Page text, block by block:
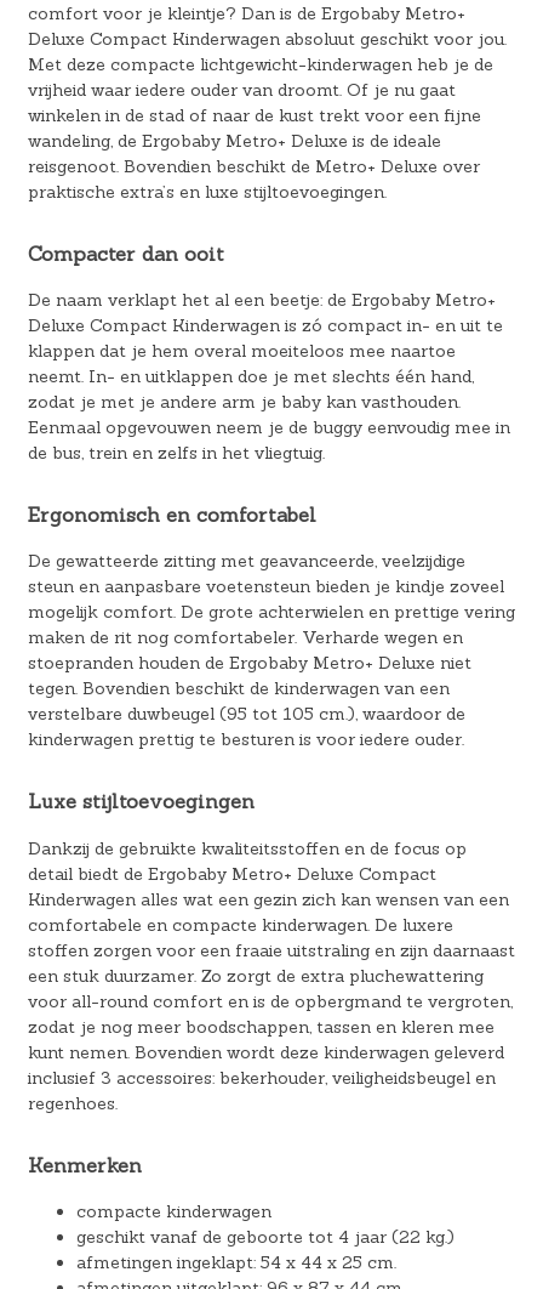
comfort voor je kleintje? Dan is de Ergobaby Metro+
Deluxe Compact Kinderwagen absoluut geschikt voor jou.
Met deze compacte lichtgewicht-kinderwagen heb je de
vrijheid waar iedere ouder van droomt. Of je nu gaat
winkelen in de stad of naar de kust trekt voor een fijne
wandeling, de Ergobaby Metro+ Deluxe is de ideale
reisgenoot. Bovendien beschikt de Metro+ Deluxe over
praktische extra’s en luxe stijltoevoegingen.
Compacter dan ooit
De naam verklapt het al een beetje: de Ergobaby Metro+
Deluxe Compact Kinderwagen is zó compact in- en uit te
klappen dat je hem overal moeiteloos mee naartoe
neemt. In- en uitklappen doe je met slechts één hand,
zodat je met je andere arm je baby kan vasthouden.
Eenmaal opgevouwen neem je de buggy eenvoudig mee in
de bus, trein en zelfs in het vliegtuig.
Ergonomisch en comfortabel
De gewatteerde zitting met geavanceerde, veelzijdige
steun en aanpasbare voetensteun bieden je kindje zoveel
mogelijk comfort. De grote achterwielen en prettige vering
maken de rit nog comfortabeler. Verharde wegen en
stoepranden houden de Ergobaby Metro+ Deluxe niet
tegen. Bovendien beschikt de kinderwagen van een
verstelbare duwbeugel (95 tot 105 cm.), waardoor de
kinderwagen prettig te besturen is voor iedere ouder.
Luxe stijltoevoegingen
Dankzij de gebruikte kwaliteitsstoffen en de focus op
detail biedt de Ergobaby Metro+ Deluxe Compact
Kinderwagen alles wat een gezin zich kan wensen van een
comfortabele en compacte kinderwagen. De luxere
stoffen zorgen voor een fraaie uitstraling en zijn daarnaast
een stuk duurzamer. Zo zorgt de extra pluchewattering
voor all-round comfort en is de opbergmand te vergroten,
zodat je nog meer boodschappen, tassen en kleren mee
kunt nemen. Bovendien wordt deze kinderwagen geleverd
inclusief 3 accessoires: bekerhouder, veiligheidsbeugel en
regenhoes.
Kenmerken
compacte kinderwagen
geschikt vanaf de geboorte tot 4 jaar (22 kg.)
afmetingen ingeklapt: 54 x 44 x 25 cm.